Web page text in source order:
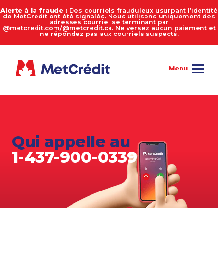
Alerte à la fraude : Des courriels frauduleux usurpant l’identité
de MetCredit ont été signalés. Nous utilisons uniquement des
adresses courriel se terminant par
@metcredit.com/@metcredit.ca. Ne versez aucun paiement et
ne répondez pas aux courriels suspects.
Qui appelle au
1-437-900-0339